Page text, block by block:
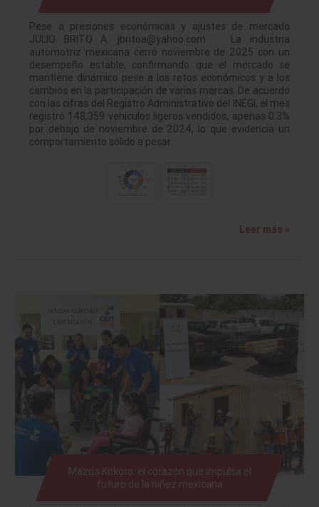
Pese a presiones económicas y ajustes de mercado
JULIO BRITO A. jbritoa@yahoo.com La industria
automotriz mexicana cerró noviembre de 2025 con un
desempeño estable, confirmando que el mercado se
mantiene dinámico pese a los retos económicos y a los
cambios en la participación de varias marcas. De acuerdo
con las cifras del Registro Administrativo del INEGI, el mes
registró 148,359 vehículos ligeros vendidos, apenas 0.3%
por debajo de noviembre de 2024, lo que evidencia un
comportamiento sólido a pesar…
Leer más »
Mazda Kokoro: el corazón que impulsa el
futuro de la niñez mexicana